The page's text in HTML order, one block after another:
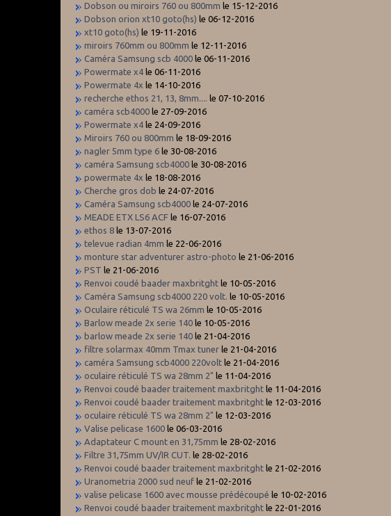
Dobson ou miroirs 760 ou 800mm le 15-12-2016
Dobson orion xt10 goto(hs) le 06-12-2016
xt10 goto(hs) le 19-11-2016
miroirs 760mm ou 800mm le 12-11-2016
Caméra Samsung scb 4000 le 06-11-2016
Powermate x4 le 06-11-2016
Powermate 4x le 14-10-2016
recherche ethos 21, 13, 8mm.... le 07-10-2016
caméra scb4000 le 27-09-2016
Powermate x4 le 24-09-2016
Miroirs 760 ou 800mm le 18-09-2016
nagler 5mm type 6 le 30-08-2016
caméra Samsung scb4000 le 30-08-2016
powermate 4x le 18-08-2016
Cherche gros dob le 24-07-2016
Caméra Samsung scb4000 le 24-07-2016
MEADE ETX LS6 ACF le 16-07-2016
ethos 8 le 13-07-2016
televue radian 4mm le 22-06-2016
monture star adventurer astro-photo le 21-06-2016
PST le 21-06-2016
Renvoi coudé baader maxbritght le 10-05-2016
Caméra Samsung scb4000 220 volt. le 10-05-2016
Oculaire réticulé TS wa 26mm le 10-05-2016
Barlow meade 2x serie 140 le 10-05-2016
barlow meade 2x serie 140 le 21-04-2016
filtre solarmax 40mm Tmax tuner le 21-04-2016
caméra Samsung scb4000 220volt le 21-04-2016
oculaire réticulé TS wa 28mm 2" le 11-04-2016
Renvoi coudé baader traitement maxbritght le 11-04-2016
Renvoi coudé baader traitement maxbritght le 12-03-2016
oculaire réticulé TS wa 28mm 2" le 12-03-2016
Valise pelicase 1600 le 06-03-2016
Adaptateur C mount en 31,75mm le 28-02-2016
Filtre 31,75mm UV/IR CUT. le 28-02-2016
Renvoi coudé baader traitement maxbritght le 21-02-2016
Uranometria 2000 sud neuf le 21-02-2016
valise pelicase 1600 avec mousse prédécoupé le 10-02-2016
Renvoi coudé baader traitement maxbritght le 22-01-2016